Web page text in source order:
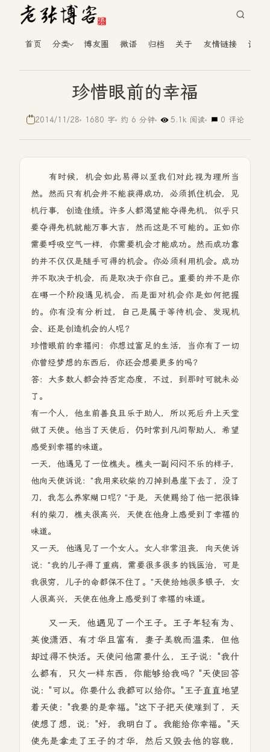
首页 分类 博友圈 微语 归档 关于 友情链接 读者
珍惜眼前的幸福
2014/11/28 1680 字 约 6 分钟 5.1k 阅读 0 评论
有时候，机会如此易得以至我们对此视为理所当
然。然而只有机会并不能获得成功，必须抓住机会，见
机行事，创造佳绩。许多人都渴望能夺得先机，似乎只
要夺得先机就能万事大吉，然而这是不可能的。正如你
需要呼吸空气一样，你需要机会才能成功。然而成功靠
的并不仅仅是随手可得的机会。你必须利用机会。成功
并不取决于机会，而是取决于你自己。重要的并不是你
在哪一个阶段遇见机会，而是面对机会你是如何把握
的。你有没有分析过，自己是属于等待机会、发现机
会、还是创造机会的人呢？
珍惜眼前的幸福问：你想过富足的生活，当你有了一切
你曾经梦想的东西后，你还会想要更多的吗？
答：大多数人都会持否定态度，不过，到那时可就未必
了。
有一个人，他生前善良且乐于助人，所以死后升上天堂
做了天使。他当了天使后，仍时常到凡间帮助人，希望
感受到幸福的味道。
一天，他遇见了一位樵夫。樵夫一副闷闷不乐的样子，
他向天使诉说："我用来砍柴的刀掉到悬崖下去了，没了
刀，我怎么养家糊口呢？"于是，天使赐给了他一把很锋
利的柴刀，樵夫很高兴，天使在他身上感受到了幸福的
味道。
又一天，他遇见了一个女人。女人非常沮丧，向天使诉
说："我的儿子得了重病，需要很多很多的钱医治，可是
我很穷，儿子的命都保不住了。"天使给她很多银子，女
人很高兴，天使在他身上感受到了幸福的味道。
又一天，他遇见了一个王子。王子年轻有为、
英俊潇洒、有才华且富有，妻子美貌而温柔，但他
却过得不快活。天使问他需要什么，王子说："我什
么都有，只欠一样东西，你能够给我吗？"天使回答
说："可以。你要什么我都可以给你。"王子直直地望
着天使："我要的是幸福。"这下子把天使难到了，天
使想了想，说："好，我明白了。我能给你幸福。"天
使先是拿走了王子的才华，然后又毁去他的容貌，